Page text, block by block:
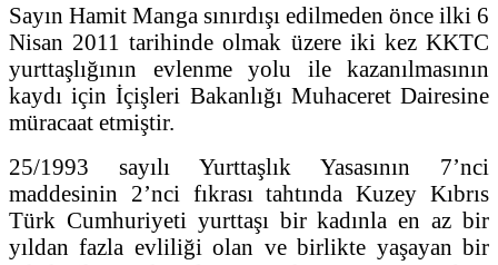
Sayın Hamit Manga sınırdışı edilmeden önce ilki 6
Nisan 2011 tarihinde olmak üzere iki kez KKTC
yurttaşlığının evlenme yolu ile kazanılmasının
kaydı için İçişleri Bakanlığı Muhaceret Dairesine
müracaat etmiştir.
25/1993 sayılı Yurttaşlık Yasasının 7’nci
maddesinin 2’nci fıkrası tahtında Kuzey Kıbrıs
Türk Cumhuriyeti yurttaşı bir kadınla en az bir
yıldan fazla evliliği olan ve birlikte yaşayan bir